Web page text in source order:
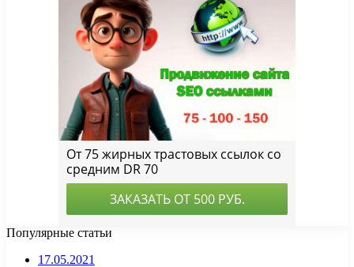
Популярные статьи
17.05.2021